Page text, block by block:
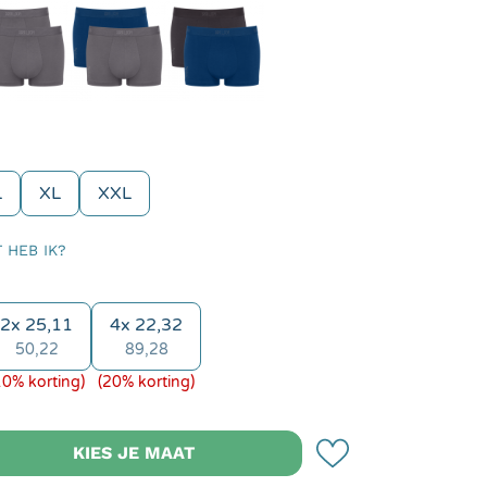
Grijs Grijs
XL XXL
HEB IK?
2x 25,11
50,22
korting)
4x 22,32
89,28
(20% korting)
Voer de gewenste
KIES JE MAAT